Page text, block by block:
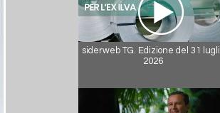
siderweb TG. Edizione del 31
2026